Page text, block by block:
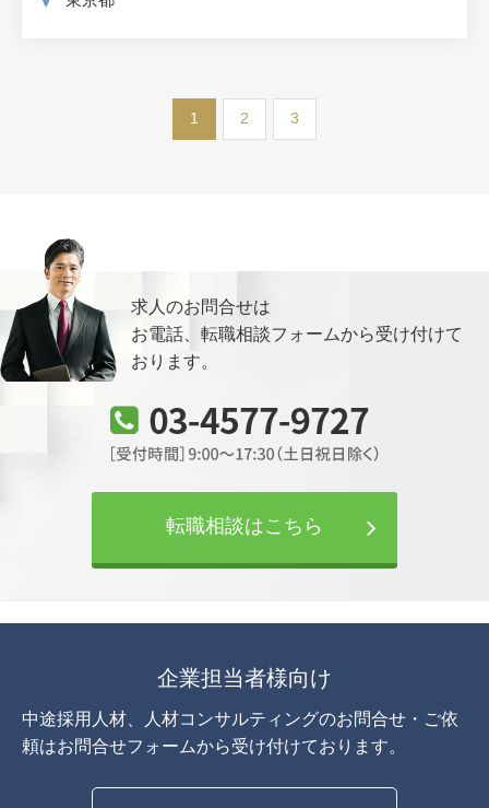
1 2 3
求人のお問合せは
お電話、転職相談フォームから受け付けて
おります。
転職相談はこちら
企業担当者様向け
中途採用人材、人材コンサルティングのお問合せ・ご依
頼はお問合せフォームから受け付けております。